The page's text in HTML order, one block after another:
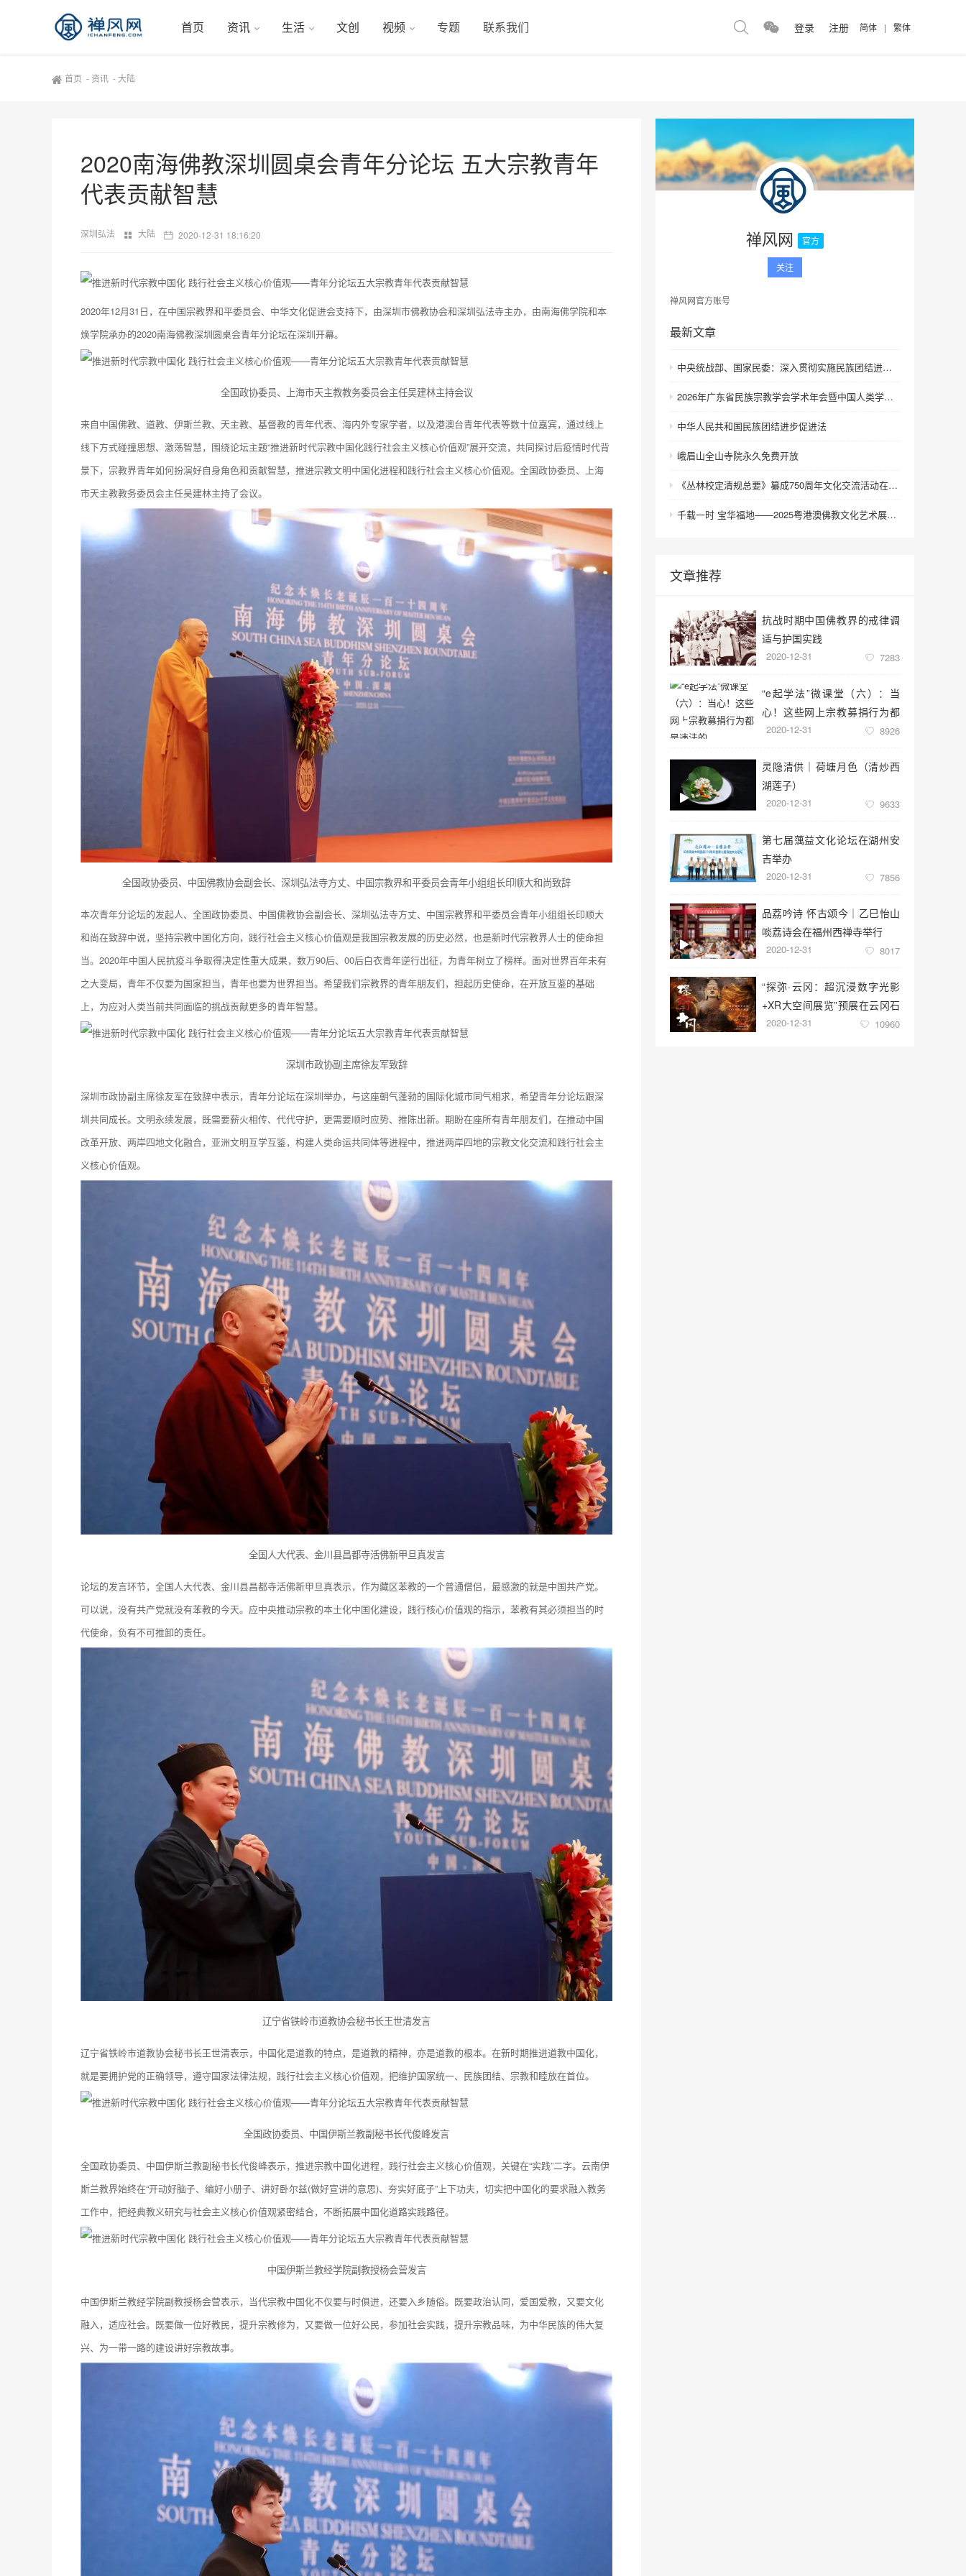
首页 资讯 生活 文创 视频 专题 联系我们 登录 注册 简体 | 繁体
首页 - 资讯 -大陆
2020南海佛教深圳圆桌会青年分论坛 五大宗教青年
代表贡献智慧
深圳弘法 大陆 2020-12-31 18:16:20
2020年12月31日，在中国宗教界和平委员会、中华文化促进会支持下，由深圳市佛教协会和深圳弘法寺主办，由南海佛学院和本
焕学院承办的2020南海佛教深圳圆桌会青年分论坛在深圳开幕。
全国政协委员、上海市天主教教务委员会主任吴建林主持会议
来自中国佛教、道教、伊斯兰教、天主教、基督教的青年代表、海内外专家学者，以及港澳台青年代表等数十位嘉宾，通过线上
线下方式碰撞思想、激荡智慧，围绕论坛主题“推进新时代宗教中国化践行社会主义核心价值观”展开交流，共同探讨后疫情时代背
景下，宗教界青年如何扮演好自身角色和贡献智慧，推进宗教文明中国化进程和践行社会主义核心价值观。全国政协委员、上海
市天主教教务委员会主任吴建林主持了会议。
全国政协委员、中国佛教协会副会长、深圳弘法寺方丈、中国宗教界和平委员会青年小组组长印顺大和尚致辞
本次青年分论坛的发起人、全国政协委员、中国佛教协会副会长、深圳弘法寺方丈、中国宗教界和平委员会青年小组组长印顺大
和尚在致辞中说，坚持宗教中国化方向，践行社会主义核心价值观是我国宗教发展的历史必然，也是新时代宗教界人士的使命担
当。2020年中国人民抗疫斗争取得决定性重大成果，数万90后、00后白衣青年逆行出征，为青年树立了榜样。面对世界百年未有
之大变局，青年不仅要为国家担当，青年也要为世界担当。希望我们宗教界的青年朋友们，担起历史使命，在开放互鉴的基础
上，为应对人类当前共同面临的挑战贡献更多的青年智慧。
深圳市政协副主席徐友军致辞
深圳市政协副主席徐友军在致辞中表示，青年分论坛在深圳举办，与这座朝气蓬勃的国际化城市同气相求，希望青年分论坛跟深
圳共同成长。文明永续发展，既需要薪火相传、代代守护，更需要顺时应势、推陈出新。期盼在座所有青年朋友们，在推动中国
改革开放、两岸四地文化融合，亚洲文明互学互鉴，构建人类命运共同体等进程中，推进两岸四地的宗教文化交流和践行社会主
义核心价值观。
全国人大代表、金川县昌都寺活佛新甲旦真发言
论坛的发言环节，全国人大代表、金川县昌都寺活佛新甲旦真表示，作为藏区苯教的一个普通僧侣，最感激的就是中国共产党。
可以说，没有共产党就没有苯教的今天。应中央推动宗教的本土化中国化建设，践行核心价值观的指示，苯教有其必须担当的时
代使命，负有不可推卸的责任。
辽宁省铁岭市道教协会秘书长王世清发言
辽宁省铁岭市道教协会秘书长王世清表示，中国化是道教的特点，是道教的精神，亦是道教的根本。在新时期推进道教中国化，
就是要拥护党的正确领导，遵守国家法律法规，践行社会主义核心价值观，把维护国家统一、民族团结、宗教和睦放在首位。
全国政协委员、中国伊斯兰教副秘书长代俊峰发言
全国政协委员、中国伊斯兰教副秘书长代俊峰表示，推进宗教中国化进程，践行社会主义核心价值观，关键在“实践”二字。云南伊
斯兰教界始终在“开动好脑子、编好小册子、讲好卧尔兹(做好宣讲的意思)、夯实好底子”上下功夫，切实把中国化的要求融入教务
工作中，把经典教义研究与社会主义核心价值观紧密结合，不断拓展中国化道路实践路径。
中国伊斯兰教经学院副教授杨会营发言
中国伊斯兰教经学院副教授杨会营表示，当代宗教中国化不仅要与时俱进，还要入乡随俗。既要政治认同，爱国爱教，又要文化
融入，适应社会。既要做一位好教民，提升宗教修为，又要做一位好公民，参加社会实践，提升宗教品味，为中华民族的伟大复
兴、为一带一路的建设讲好宗教故事。
禅风网 官方
关注
禅风网官方账号
最新文章
中央统战部、国家民委：深入贯彻实施民族团结进步促进法 进一步增强中华民族凝聚力向心力
2026年广东省民族宗教学会学术年会暨中国人类学民族学研究会城市民族工作研究专业委员会更名会议在深圳召开
中华人民共和国民族团结进步促进法
峨眉山全山寺院永久免费开放
《丛林校定清规总要》纂成750周年文化交流活动在浙江金华举行
千载一时 宝华福地——2025粤港澳佛教文化艺术展在港澳成功举办
文章推荐
抗战时期中国佛教界的戒律调
适与护国实践
2020-12-31 7283
“e起学法”微课堂（六）：当
心！这些网上宗教募捐行为都
是违法的
2020-12-31 8926
灵隐清供｜​荷塘月色（清炒西
湖莲子）
2020-12-31 9633
第七届蕅益文化论坛在湖州安
吉举办
2020-12-31 7856
品荔吟诗 怀古颂今｜乙巳怡山
啖荔诗会在福州西禅寺举行
2020-12-31 8017
“探弥·云冈：超沉浸数字光影
+XR大空间展览”预展在云冈石
窟云冈美术馆启幕
2020-12-31 10960